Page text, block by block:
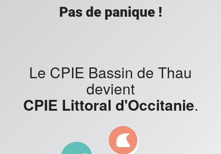
Pas de panique !
Le CPIE Bassin de Thau
devient
CPIE Littoral d'Occitanie.